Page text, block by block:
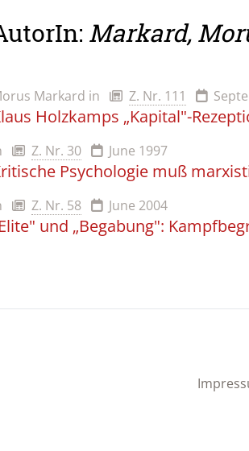
Markard,
Markard in Z. Nr. 111
Holzkamps „Kapital"-
Z. Nr. 30 June 1997
Psychologie muß
Z. Nr. 58 June 2004
und „Begabung":